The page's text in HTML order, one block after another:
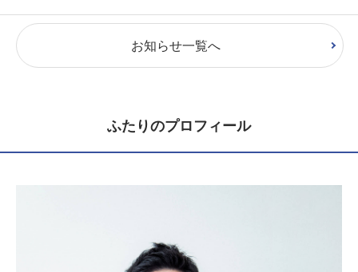
お知らせ一覧へ
ふたりのプロフィール